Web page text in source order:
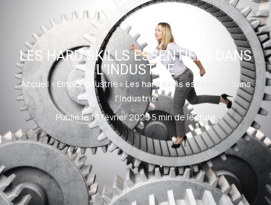
LES HARD SKILLS ESSENTIELS DANS
L’INDUSTRIE
Accueil » Emploi industrie» Les hard skills essentiels dans
l’industrie
Publié le 13 février 2025·5 min de lecture